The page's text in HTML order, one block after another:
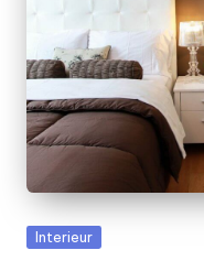
Geplaatst
Interieur